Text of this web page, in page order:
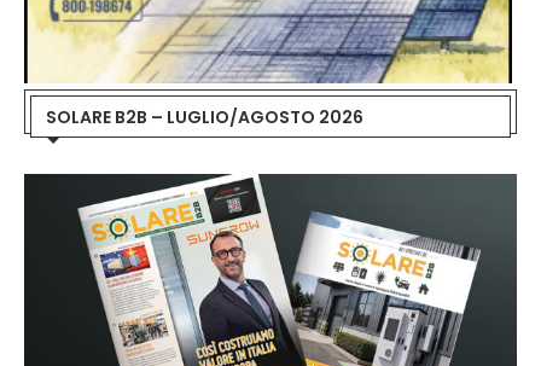
SOLARE B2B – LUGLIO/AGOSTO 2026